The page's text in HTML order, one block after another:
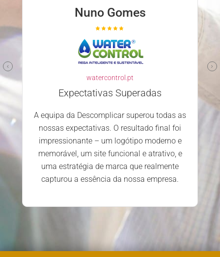
Nuno Gomes
watercontrol.pt
Expectativas Superadas
A equipa da Descomplicar superou todas as
nossas expectativas. O resultado final foi
impressionante – um logótipo moderno e
memorável, um site funcional e atrativo, e
uma estratégia de marca que realmente
capturou a essência da nossa empresa.